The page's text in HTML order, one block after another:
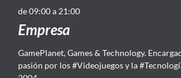
de 09:00 a 21:00
Empresa
GamePlanet, Games & Technology.
pasión por los #Videojuegos y la